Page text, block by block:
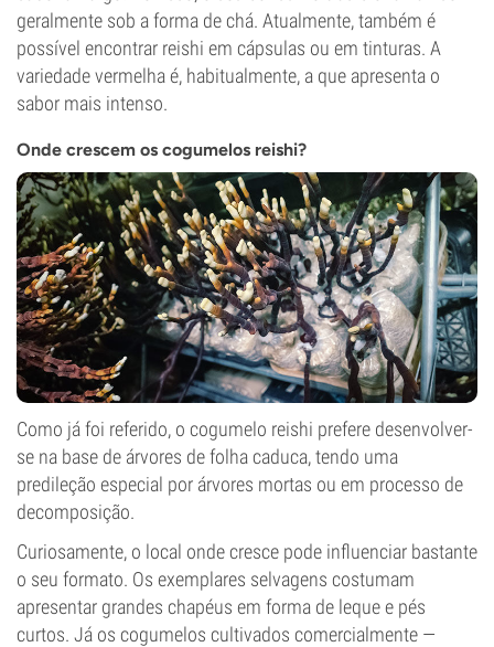
geralmente sob a forma de chá. Atualmente, também é
possível encontrar reishi em cápsulas ou em tinturas. A
variedade vermelha é, habitualmente, a que apresenta o
sabor mais intenso.
Onde crescem os cogumelos reishi?
Como já foi referido, o cogumelo reishi prefere desenvolver-
se na base de árvores de folha caduca, tendo uma
predileção especial por árvores mortas ou em processo de
decomposição.
Curiosamente, o local onde cresce pode influenciar bastante
o seu formato. Os exemplares selvagens costumam
apresentar grandes chapéus em forma de leque e pés
curtos. Já os cogumelos cultivados comercialmente —